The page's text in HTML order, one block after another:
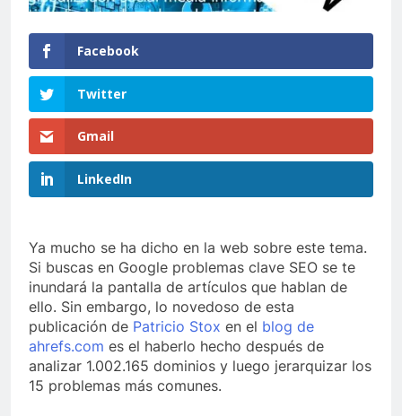
Facebook
Twitter
Gmail
LinkedIn
Ya mucho se ha dicho en la web sobre este tema.
Si buscas en Google problemas clave SEO se te
inundará la pantalla de artículos que hablan de
ello. Sin embargo, lo novedoso de esta
publicación de Patricio Stox en el blog de
ahrefs.com es el haberlo hecho después de
analizar 1.002.165 dominios y luego jerarquizar los
15 problemas más comunes.